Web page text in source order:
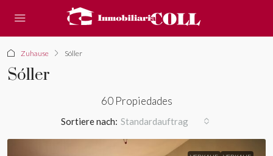
Zuhause Sóller
Sóller
60 Propiedades
Sortiere nach: Standardauftrag